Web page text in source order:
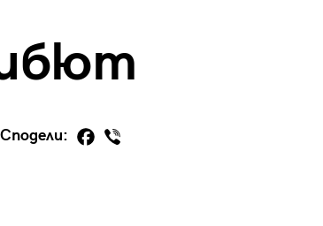
Сподели: